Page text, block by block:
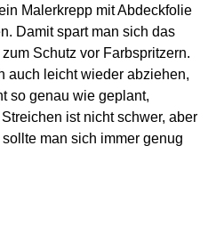
Malerkrepp mit Abdeckfolie
Damit spart man sich das
Schutz vor Farbspritzern.
auch leicht wieder abziehen,
so genau wie geplant,
ist nicht schwer, aber
man sich immer genug